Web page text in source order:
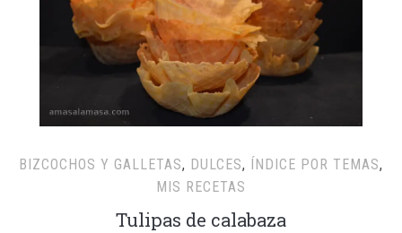
BIZCOCHOS Y GALLETAS, DULCES, ÍNDICE POR TEMAS,
MIS RECETAS
Tulipas de calabaza